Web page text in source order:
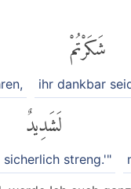
شَكَرْتُمْ
ihr dankbar
لَشَدِيدٌ
sicherlich streng.'"